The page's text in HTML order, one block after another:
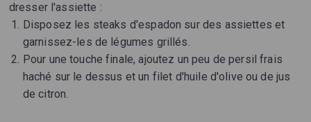
dresser l'assiette :
Disposez les steaks d'espadon sur des assiettes et
garnissez-les de légumes grillés.
Pour une touche finale, ajoutez un peu de persil frais
haché sur le dessus et un filet d'huile d'olive ou de jus
de citron.